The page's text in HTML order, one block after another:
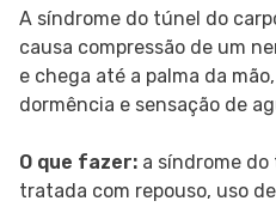
A síndrome do túnel do
causa compressão de um
e chega até a palma da
dormência e sensação de
O que fazer: a síndrome
tratada com repouso, uso